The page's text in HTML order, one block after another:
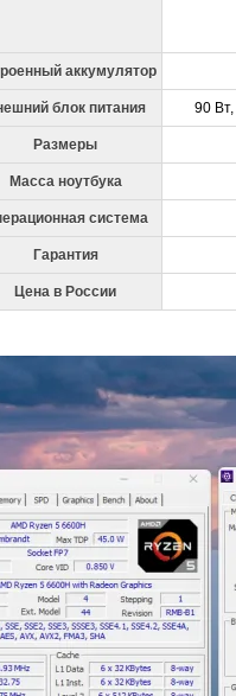
аккумулятор
блок питания 90
Размеры
Масса ноутбука
система
Гарантия
Цена в России